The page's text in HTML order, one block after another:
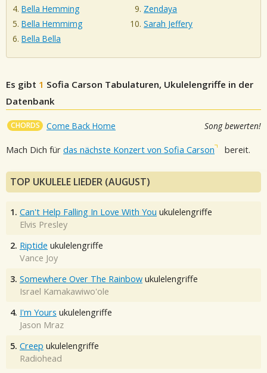
Bella Hemming
Bella Hemmimg
Bella Bella
Zendaya
Sarah Jeffery
Es gibt 1 Sofia Carson Tabulaturen, Ukulelengriffe in der
Datenbank
CHORDS Come Back Home Song bewerten!
Mach Dich für das nächste Konzert von Sofia Carson bereit.
TOP UKULELE LIEDER (AUGUST)
1. Can't Help Falling In Love With You ukulelengriffe
Elvis Presley
2. Riptide ukulelengriffe
Vance Joy
3. Somewhere Over The Rainbow ukulelengriffe
Israel Kamakawiwo'ole
4. I'm Yours ukulelengriffe
Jason Mraz
5. Creep ukulelengriffe
Radiohead